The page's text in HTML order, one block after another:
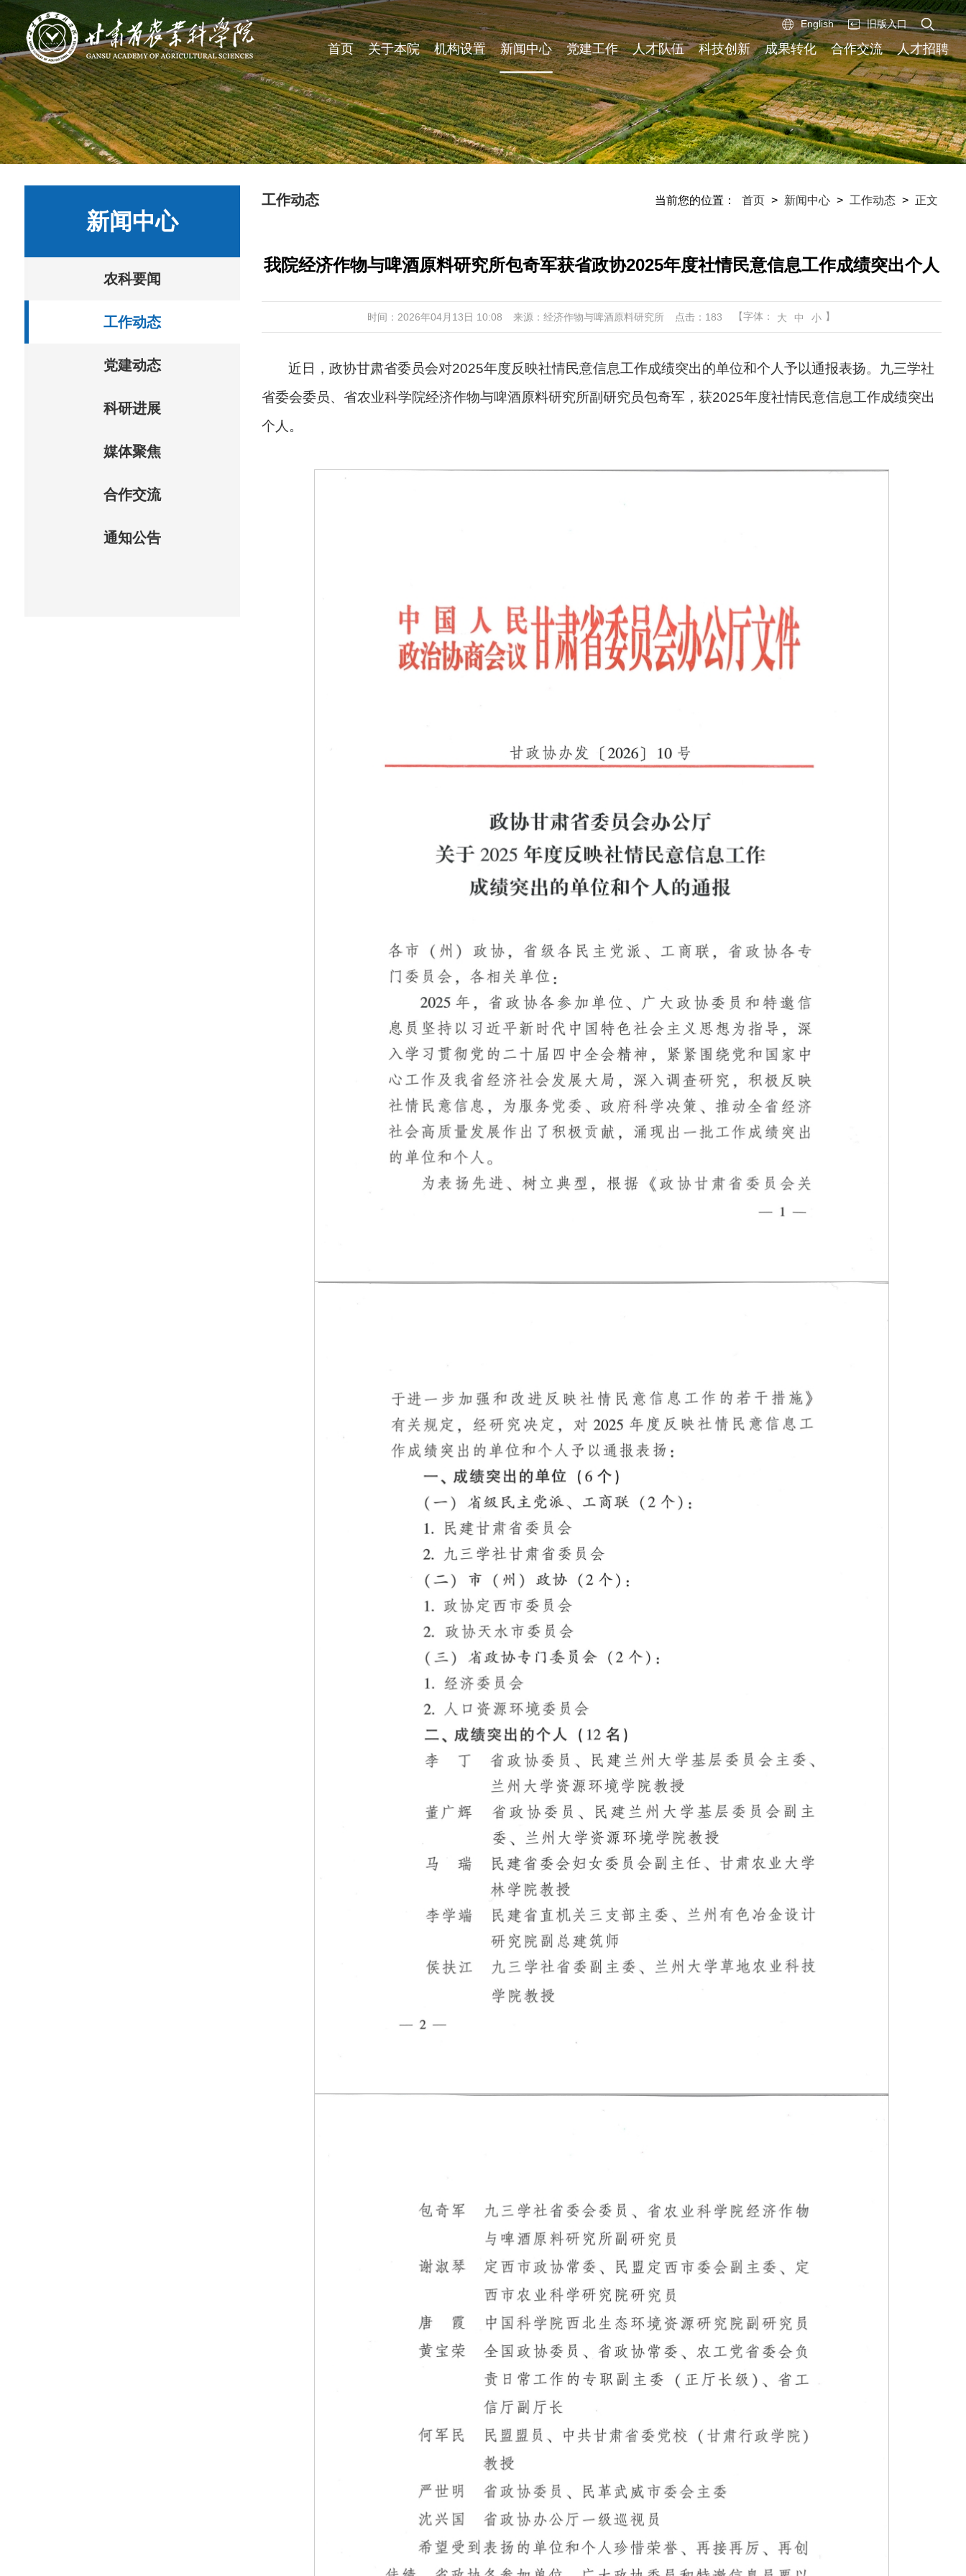
旧版入口
English
首页 关于本院 机构设置 新闻中心 党建工作 人才队伍 科技创新 成果转化 合作交流 人才招聘
新闻中心
农科要闻
工作动态
党建动态
科研进展
媒体聚焦
合作交流
通知公告
工作动态 当前您的位置： 首页 > 新闻中心 > 工作动态 > 正文
我院经济作物与啤酒原料研究所包奇军获省政协2025年度社情民意信息工作成绩突出个人
时间：2026年04月13日 10:08 来源：经济作物与啤酒原料研究所 点击： 183 【字体： 大 中 小 】
近日，政协甘肃省委员会对2025年度反映社情民意信息工作成绩突出的单位和个人予以通报表扬。九三学社
省委会委员、省农业科学院经济作物与啤酒原料研究所副研究员包奇军，获2025年度社情民意信息工作成绩突出
个人。